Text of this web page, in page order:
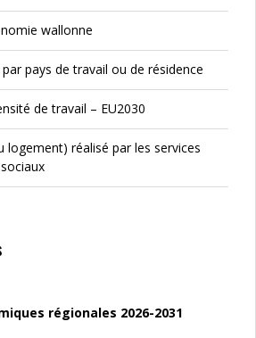
wallonne
pays de travail ou de résidence
de travail – EU2030
logement) réalisé par les services
régionales 2026-2031